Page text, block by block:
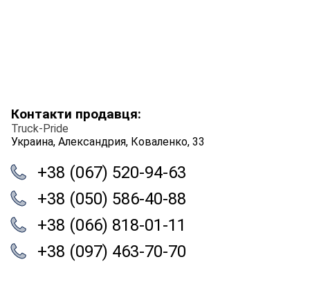
Контакти продавця:
Truck-Pride
Украина, Александрия, Коваленко, 33
+38 (067) 520-94-63
+38 (050) 586-40-88
+38 (066) 818-01-11
+38 (097) 463-70-70